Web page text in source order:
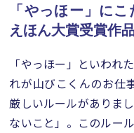
「やっほー」に
えほん大賞受賞作品
「やっほー」といわれ
れが山びこくんのお仕
厳しいルールがありま
ないこと」。このルー